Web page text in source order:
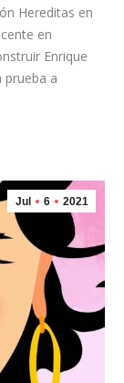
Hereditas en
en
Enrique
prueba a
Jul 6 2021